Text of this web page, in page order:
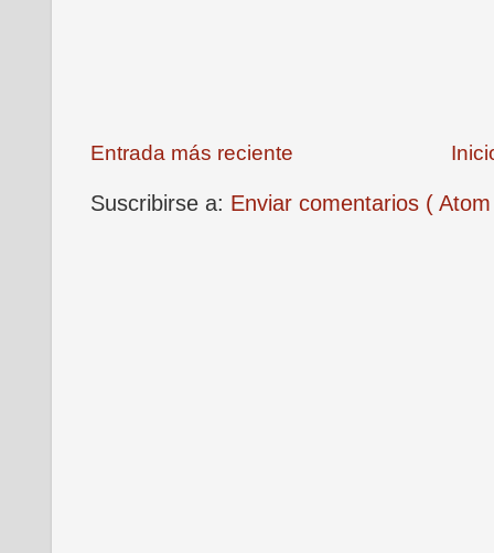
Entrada más reciente
Suscribirse a: Enviar comentarios (